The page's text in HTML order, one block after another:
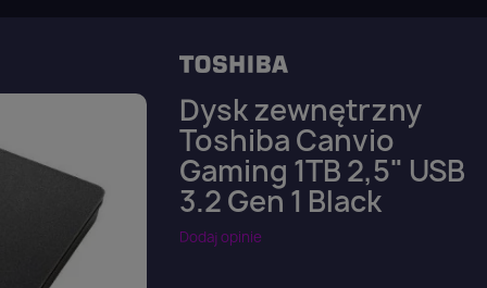
Dysk zewnętrzny
Toshiba Canvio
Gaming 1TB 2,5" USB
3.2 Gen 1 Black
Dodaj opinie